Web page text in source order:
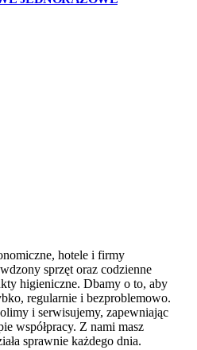
hotele i firmy
sprzęt oraz codzienne
higieniczne. Dbamy o to, aby
regularnie i bezproblemowo.
i serwisujemy, zapewniając
współpracy. Z nami masz
sprawnie każdego dnia.